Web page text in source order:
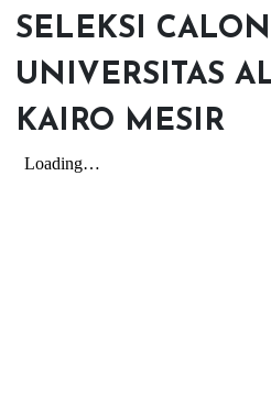
SELEKSI
UNIVERSITAS
KAIRO MESIR